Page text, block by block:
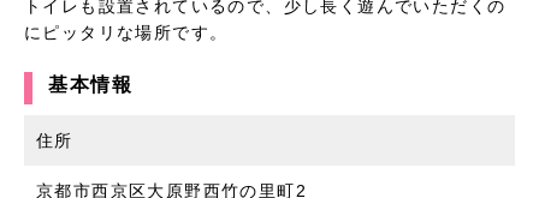
トイレも設置されているので、少し長く遊んでいただくの
にピッタリな場所です。
基本情報
住所
京都市西京区大原野西竹の里町2